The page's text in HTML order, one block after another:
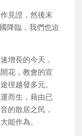
見證，然後末
降臨，我們也迫
增長的今天，
花，教會的宣
徑越發多元。
而生，藉由已
的散居之民，
能作為。